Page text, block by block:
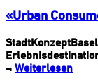
«Urban
¬ Weiterlesen